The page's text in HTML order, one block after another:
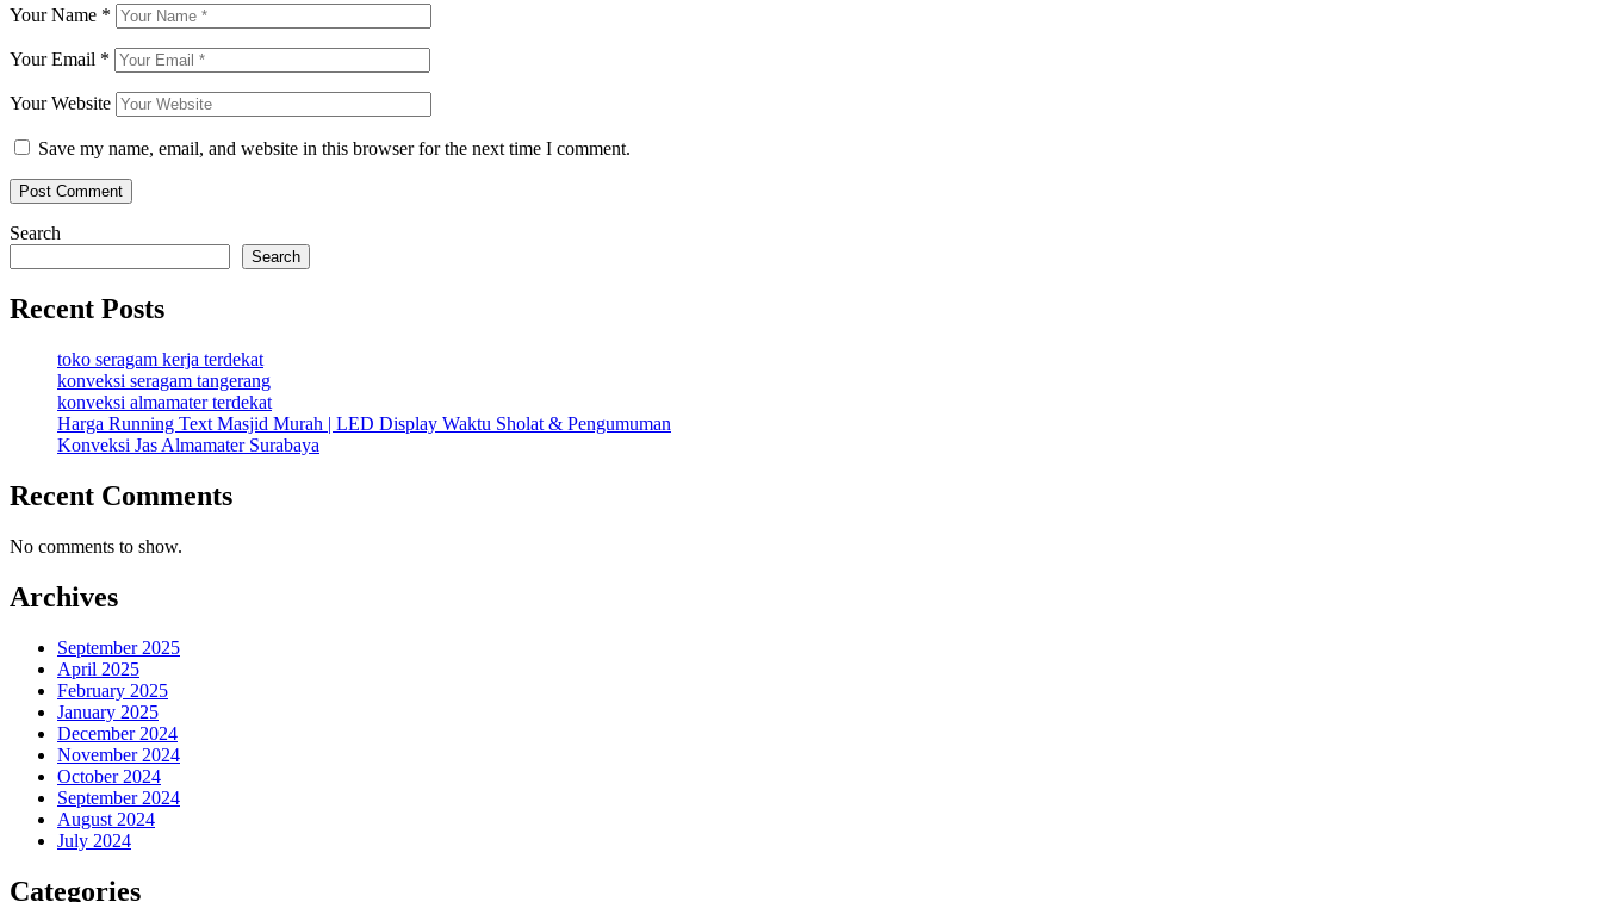
Your Name *
Your Email *
Your Website
Save my name, email, and website in this browser for the next time I comment.
Search
Search
Recent Posts
toko seragam kerja terdekat
konveksi seragam tangerang
konveksi almamater terdekat
Harga Running Text Masjid Murah | LED Display Waktu Sholat & Pengumuman
Konveksi Jas Almamater Surabaya
Recent Comments
No comments to show.
Archives
September 2025
April 2025
February 2025
January 2025
December 2024
November 2024
October 2024
September 2024
August 2024
July 2024
Categories